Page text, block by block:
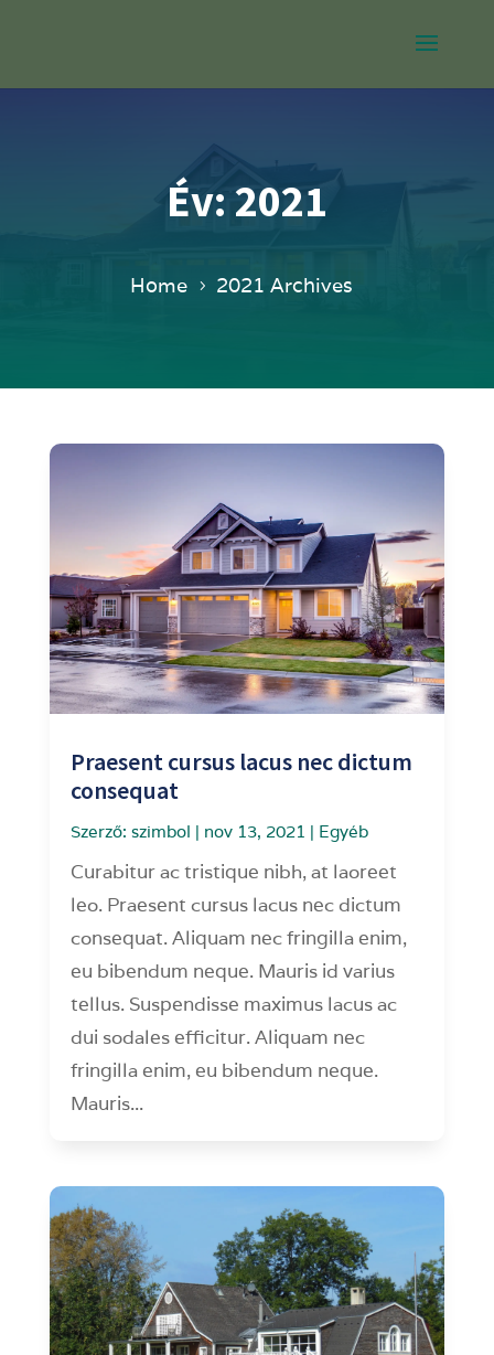
Év: 2021
Home 2021 Archives
Praesent cursus lacus nec dictum
consequat
Szerző: szimbol | nov 13, 2021 | Egyéb
Curabitur ac tristique nibh, at laoreet
leo. Praesent cursus lacus nec dictum
consequat. Aliquam nec fringilla enim,
eu bibendum neque. Mauris id varius
tellus. Suspendisse maximus lacus ac
dui sodales efficitur. Aliquam nec
fringilla enim, eu bibendum neque.
Mauris...